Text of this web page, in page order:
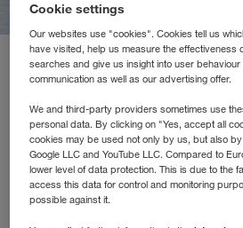
WALTER
Kufstein auf
Wer in der Natur unterwegs ist,
Plastikflasche im Feld, dort eine
Cookie settings
Our websites use "cookies". Cookies tell us
have visited, help us measure the effectiveness
searches and give us insight into user
communication as well as our advertising offer.
We and third-party providers sometimes use
personal data. By clicking on "Yes, accept all
cookies may be used not only by us, but also
Google LLC and YouTube LLC. Compared to
lower level of data protection. This is due to the
access this data for control and monitoring
possible against it.